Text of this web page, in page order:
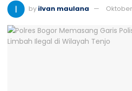
by ilvan maulana